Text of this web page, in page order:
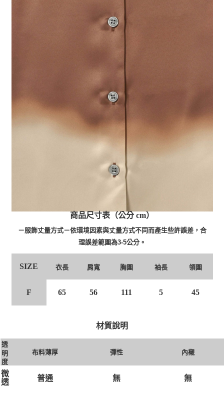
商品尺寸表（公分 cm）
－服飾丈量方式－依環境因素與丈量方式不同而產生些許誤差，合
理誤差範圍為3-5公分。
SIZE 衣長 肩寬 胸圍 袖長 領圍
F 65 56 111 5 45
材質說明
透
明
度
布料薄厚 彈性 內襯
微
透
普通 無 無